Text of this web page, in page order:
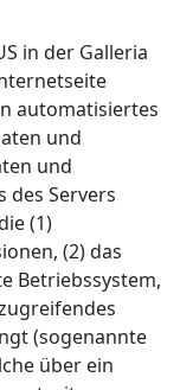
in der Galleria
automatisiertes
und
und
Servers
(1)
(2) das
Betriebssystem,
(sogenannte
über ein